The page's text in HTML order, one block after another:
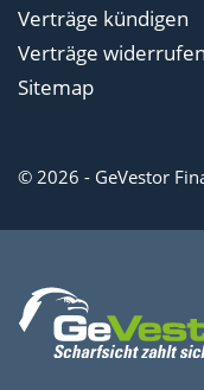
Verträge kündigen
Verträge widerrufen
Sitemap
© 2026 - GeVestor